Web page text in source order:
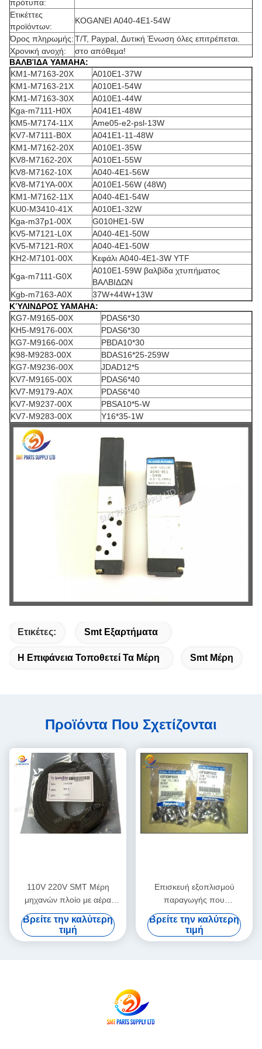
πρότυπα:
Ετικέττες
προϊόντων:
KOGANEI A040-4E1-54W
Όρος πληρωμής:T/T, Paypal, Δυτική Ένωση όλες επιτρέπεται.
Χρονική ανοχή:
στο απόθεμα!
ΒΑΛΒΊΔΑ YAMAHA:
KM1-M7163-20X
A010E1-37W
KM1-M7163-21X
A010E1-54W
KM1-M7163-30X
A010E1-44W
Kga-m7111-H0X
A041E1-48W
KM5-M7174-11X
Ame05-e2-psl-13W
KV7-M7111-B0X
A041E1-11-48W
KM1-M7162-20X
A010E1-35W
KV8-M7162-20X
A010E1-55W
KV8-M7162-10X
A040-4E1-56W
KV8-M71YA-00X
A010E1-56W (48W)
KM1-M7162-11X
A040-4E1-54W
KU0-M3410-41X
A010E1-32W
Kga-m37p1-00X
G010HE1-5W
KV5-M7121-L0X
A040-4E1-50W
KV5-M7121-R0X
A040-4E1-50W
KH2-M7101-00X
Κεφάλι A040-4E1-3W YTF
Kga-m7111-G0X
A010E1-59W βαλβίδα χτυπήματος
ΒΑΛΒΙΔΩΝ
Kgb-m7163-A0X
37W+44W+13W
ΚΎΛΙΝΔΡΟΣ YAMAHA:
KG7-M9165-00X
PDAS6*30
KH5-M9176-00X
PDAS6*30
KG7-M9166-00X
PBDA10*30
K98-M9283-00X
BDAS16*25-259W
KG7-M9236-00X
JDAD12*5
KV7-M9165-00X
PDAS6*40
KV7-M9179-A0X
PDAS6*40
KV7-M9237-00X
PBSA10*5-W
KV7-M9283-00X
Y16*35-1W
Ετικέτες: Smt Εξαρτήματα
Η Επιφάνεια Τοποθετεί Τα Μέρη Smt Μέρη
Προϊόντα Που Σχετίζονται
110V 220V SMT Μέρη
μηχανών πλοίο με αέρα
ολοκληρωμένη υπηρεσία
διδασκαλίας πεδίου που
υποστηρίζει προηγμένες
Βρείτε την καλύτερη
τιμή
Επισκευή εξοπλισμού
παραγωγής που
χρησιμοποιείται σε καλή
κατάσταση, σχεδιασμένο για
ακρίβεια και σταθερή
Βρείτε την καλύτερη
τιμή